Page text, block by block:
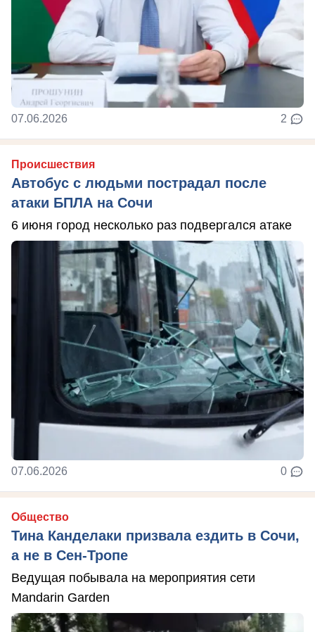
07.06.2026 2
Происшествия
Автобус с людьми пострадал после
атаки БПЛА на Сочи
6 июня город несколько раз подвергался атаке
07.06.2026 0
Общество
Тина Канделаки призвала ездить в Сочи,
а не в Сен-Тропе
Ведущая побывала на мероприятия сети
Mandarin Garden